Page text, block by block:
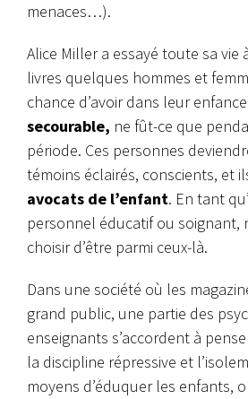
menaces…).
Alice Miller a essayé toute sa vie
livres quelques hommes et
chance d’avoir dans leur
secourable, ne fût-ce que
période. Ces personnes
témoins éclairés, conscients, et
avocats de l’enfant. En tant
personnel éducatif ou soignant,
choisir d’être parmi ceux-là.
Dans une société où les
grand public, une partie des
enseignants s’accordent à
la discipline répressive et
moyens d’éduquer les enfants,